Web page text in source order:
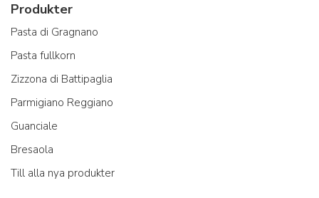
Produkter
Pasta di Gragnano
Pasta fullkorn
Zizzona di Battipaglia
Parmigiano Reggiano
Guanciale
Bresaola
Till alla nya produkter